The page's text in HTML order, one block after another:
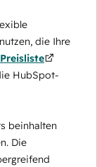
die Ihre
Preisliste
HubSpot-
beinhalten
Die